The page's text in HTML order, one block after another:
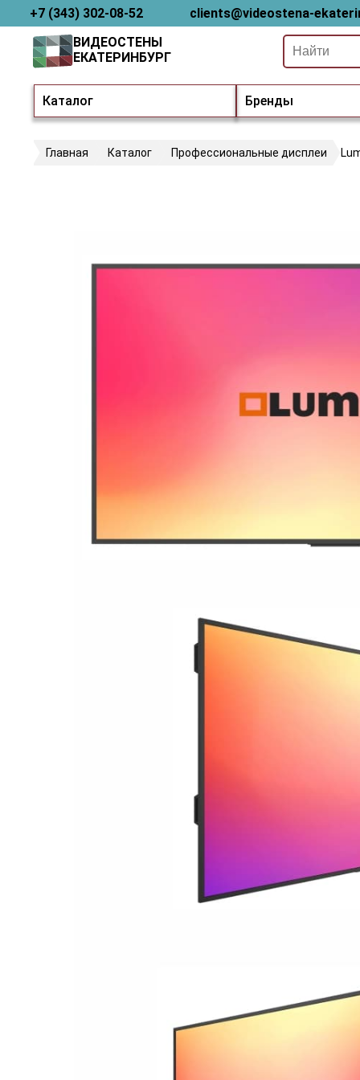
+7 (343) 302-08-52 clients@videostena-
Каталог Бренды
ВИДЕОСТЕНЫ
ЕКАТЕРИНБУРГ
Главная Каталог Профессиональные дисплеи